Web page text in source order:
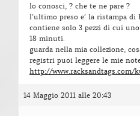
lo conosci, ? che te ne pare ?
l’ultimo preso e’ la ristampa di
contiene solo 3 pezzi di cui
18 minuti.
guarda nella mia collezione,
registri puoi leggere le mie
http://www.racksandtags.com/
14 Maggio 2011 alle 20:43